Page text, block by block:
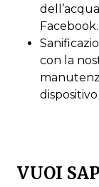
Facebook.
con la
VUOI